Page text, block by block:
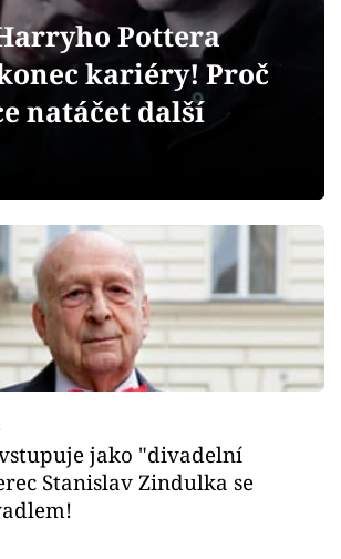
Pottera
kariéry! Proč
natáčet další
jako "divadelní
Stanislav Zindulka se